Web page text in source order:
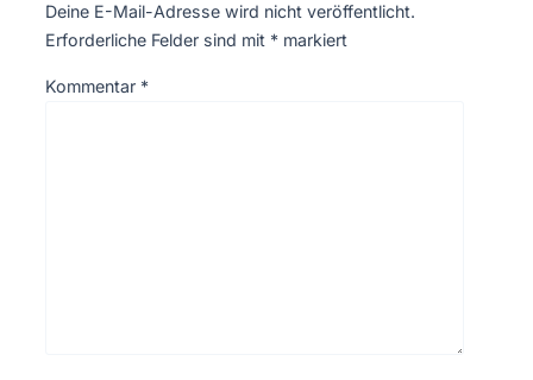
Deine E-Mail-Adresse wird nicht veröffentlicht.
Erforderliche Felder sind mit * markiert
Kommentar *